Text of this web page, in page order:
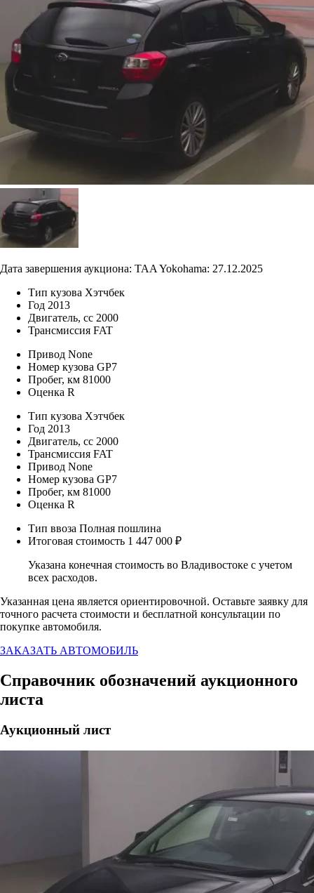
Дата завершения аукциона: TAA Yokohama: 27.12.2025
Тип кузова Хэтчбек
Год 2013
Двигатель, cc 2000
Трансмиссия FAT
Привод None
Номер кузова GP7
Пробег, км 81000
Оценка R
Тип кузова Хэтчбек
Год 2013
Двигатель, cc 2000
Трансмиссия FAT
Привод None
Номер кузова GP7
Пробег, км 81000
Оценка R
Тип ввоза Полная пошлина
Итоговая стоимость 1 447 000 ₽
Указана конечная стоимость во Владивостоке с учетом
всех расходов.
Указанная цена является ориентировочной. Оставьте заявку для
точного расчета стоимости и бесплатной консультации по
покупке автомобиля.
ЗАКАЗАТЬ АВТОМОБИЛЬ
Справочник обозначений аукционного
листа
Аукционный лист